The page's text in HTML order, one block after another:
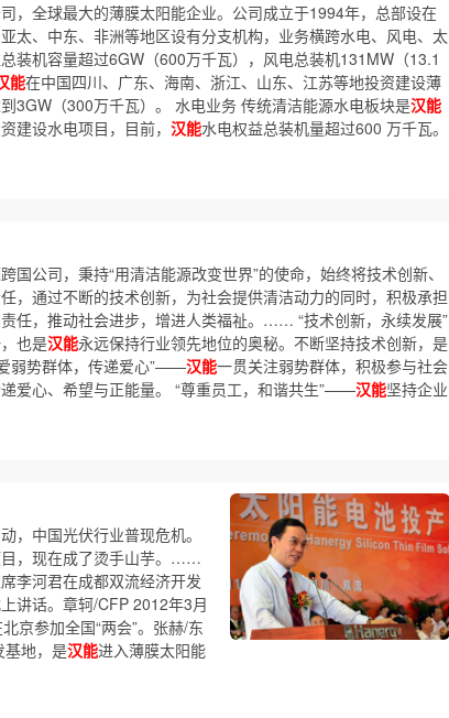
，全球最大的薄膜太阳能企业。公司成立于1994年，总部设在
太、中东、非洲等地区设有分支机构，业务横跨水电、风电、太
装机容量超过6GW（600万千瓦），风电总装机131MW（13.1
能在中国四川、广东、海南、浙江、山东、江苏等地投资建设薄
3GW（300万千瓦）。 水电业务 传统清洁能源水电板块是汉能
建设水电项目，目前， 汉能水电权益总装机量超过600 万千瓦。
国公司，秉持“用清洁能源改变世界”的使命，始终将技术创新、
，通过不断的技术创新，为社会提供清洁动力的同时，积极承担
任，推动社会进步，增进人类福祉。…… “技术创新，永续发展”
也是汉能永远保持行业领先地位的奥秘。不断坚持技术创新，是
弱势群体，传递爱心”——汉能一贯关注弱势群体，积极参与社会
爱心、希望与正能量。 “尊重员工，和谐共生”——汉能坚持企业
，中国光伏行业普现危机。
，现在成了烫手山芋。……
李河君在成都双流经济开发
讲话。章轲/CFP 2012年3月
京参加全国“两会”。张赫/东
基地，是汉能进入薄膜太阳能